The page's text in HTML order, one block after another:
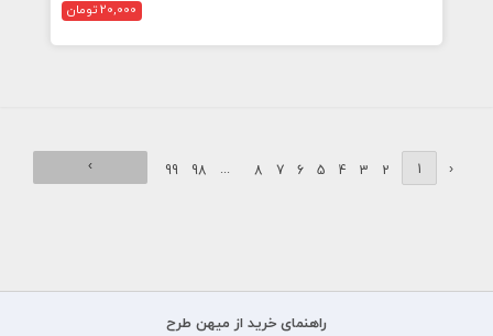
20,000 تومان
‹
1
2
3
4
5
6
7
8
...
98
99
›
راهنمای خرید از میهن طرح